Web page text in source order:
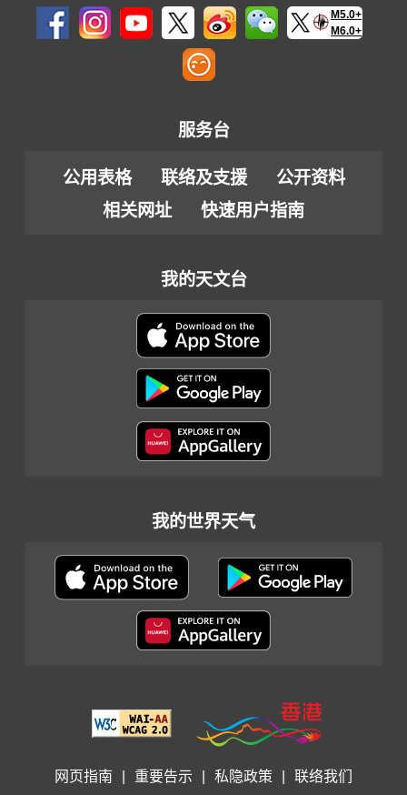
M5.0+
M6.0+
服务台
公用表格 联络及支援
公开资料
相关网址
快速用户指南
我的天文台
我的世界天气
网页指南 重要告示 私隐政策 联络我们